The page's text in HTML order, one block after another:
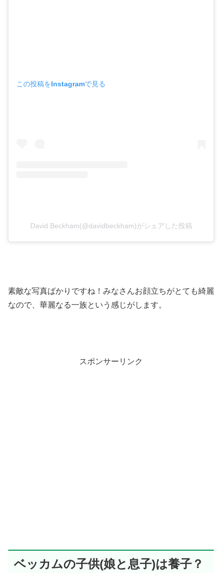
この投稿をInstagramで見る
David Beckham(@davidbeckham)がシェアした投稿
素敵な写真ばかりですね！みなさんお顔立ちがとても綺麗
なので、華麗なる一族という感じがします。
スポンサーリンク
ベッカムの子供(娘と息子)は養子？